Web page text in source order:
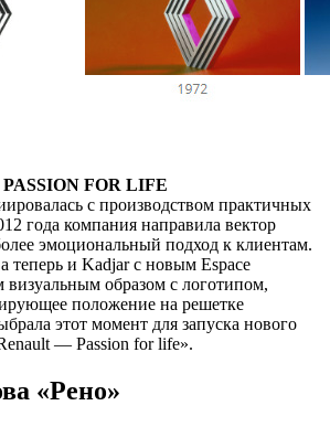
FOR LIFE
с производством практичных
года компания направила вектор
эмоциональный подход к клиентам.
теперь и Kadjar c новым Espace
образом с логотипом,
положение на решетке
этот момент для запуска нового
— Passion for life».
«Рено»